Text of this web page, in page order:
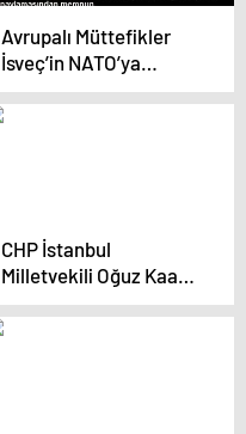
Avrupalı Müttefikler
İsveç’in NATO’ya
Katılımını
Memnuniyetle
CHP İstanbul
Milletvekili Oğuz Kaan
Salıcı, İsveç’in NATO’ya
katılımına ‘evet’